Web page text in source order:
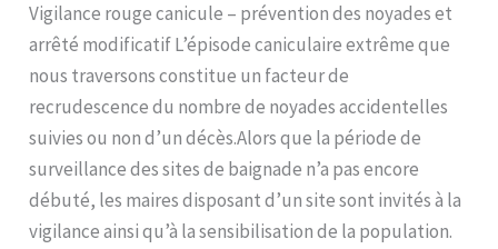
Vigilance rouge canicule – prévention des noyades et
arrêté modificatif L’épisode caniculaire extrême que
nous traversons constitue un facteur de
recrudescence du nombre de noyades accidentelles
suivies ou non d’un décès.Alors que la période de
surveillance des sites de baignade n’a pas encore
débuté, les maires disposant d’un site sont invités à la
vigilance ainsi qu’à la sensibilisation de la population.
–
prévention
des
noyades
et
arrêté
modificatif